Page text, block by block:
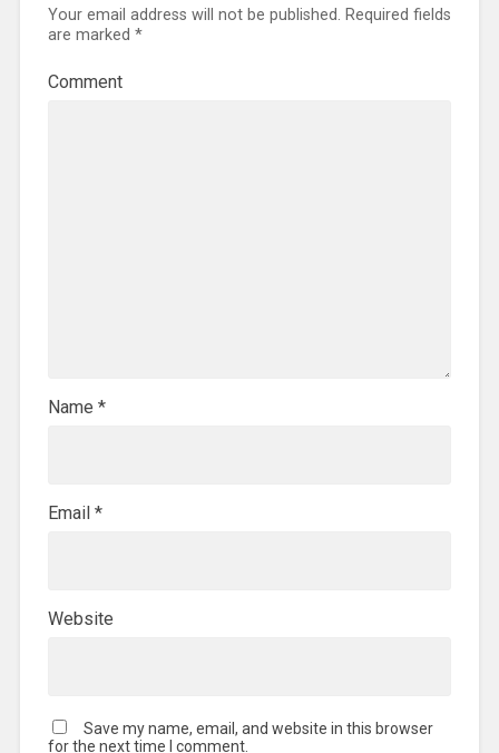
Your email address will not be published. Required fields
are marked *
Comment
Name *
Email *
Website
Save my name, email, and website in this browser
for the next time I comment.